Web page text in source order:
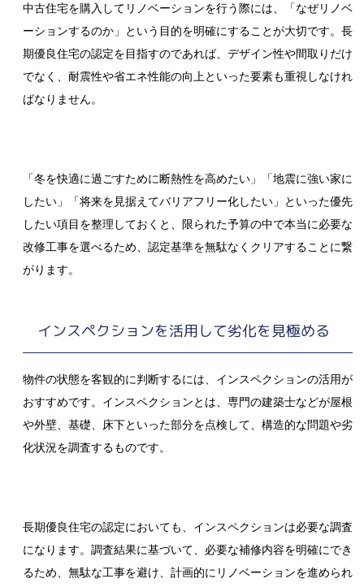
中古住宅を購入してリノベーションを行う際には、「なぜリノベ
ーションするのか」という目的を明確にすることが大切です。長
期優良住宅の認定を目指すのであれば、デザイン性や間取りだけ
でなく、耐震性や省エネ性能の向上といった要素も重視しなけれ
ばなりません。
「冬を快適に過ごすために断熱性を高めたい」「地震に強い家に
したい」「将来を見据えてバリアフリー化したい」といった優先
したい項目を整理しておくと、限られた予算の中で本当に必要な
改修工事を選べるため、認定基準を無駄なくクリアすることに繋
がります。
インスペクションを活用して劣化を見極める
物件の状態を客観的に判断するには、インスペクションの活用が
おすすめです。インスペクションとは、専門の建築士などが屋根
や外壁、基礎、床下といった部分を点検して、構造的な問題や劣
化状況を調査するものです。
長期優良住宅の認定においても、インスペクションは必要な調査
になります。調査結果に基づいて、必要な補修内容を明確にでき
るため、無駄な工事を避け、計画的にリノベーションを進められ